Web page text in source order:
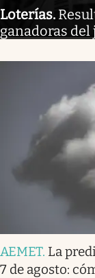
Loterías.
ganadoras del
AEMET. La
7 de agosto: